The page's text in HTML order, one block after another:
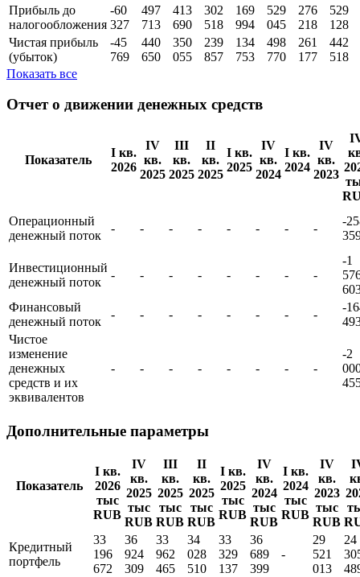
Прибыль до
налогообложения
-60
327
497
713
413
690
302
518
169
994
529
045
276
218
529
128
Чистая прибыль
(убыток)
-45
769
440
650
350
055
239
857
134
753
498
770
261
177
442
518
Показать все
Отчет о движении денежных средств
Показатель
I кв.
2026
IV
кв.
2025
III
кв.
2025
II
кв.
2025
I кв.
2025
IV
кв.
2024
I кв.
2024
IV
кв.
2023
Операционный
денежный поток
- - - - - - - -
-
Инвестиционный
денежный поток
- - - - - - - -
-1
Финансовый
денежный поток
- - - - - - - -
-
Чистое
изменение
денежных
средств и их
эквивалентов
- - - - - - - -
-2
Дополнительные параметры
Показатель
I кв.
2026
тыс
RUB
IV
кв.
2025
тыс
RUB
III
кв.
2025
тыс
RUB
II
кв.
2025
тыс
RUB
I кв.
2025
тыс
RUB
IV
кв.
2024
тыс
RUB
I кв.
2024
тыс
RUB
IV
кв.
2023
тыс
RUB
Кредитный
портфель
33
196
672
36
924
309
33
962
465
34
028
510
33
329
137
36
689
399
-
29
521
013
24